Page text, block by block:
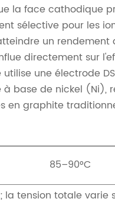
la face cathodique
sélective pour les
un rendement
directement sur
une électrode
base de nickel (Ni),
en graphite
85–90°C
la tension totale varie